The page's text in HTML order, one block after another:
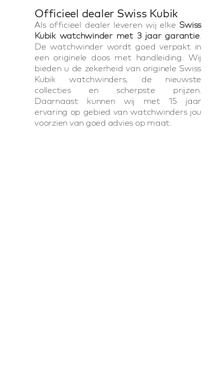
Officieel dealer Swiss Kubik
Als officieel dealer leveren wij elke Swiss
Kubik watchwinder met 3 jaar garantie.
De watchwinder wordt goed verpakt in
een originele doos met handleiding. Wij
bieden u de zekerheid van originele Swiss
Kubik watchwinders, de nieuwste
collecties en scherpste prijzen.
Daarnaast kunnen wij met 15 jaar
ervaring op gebied van watchwinders jou
voorzien van goed advies op maat.